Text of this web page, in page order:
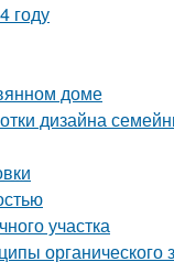
году
доме
дизайна
участка
органического